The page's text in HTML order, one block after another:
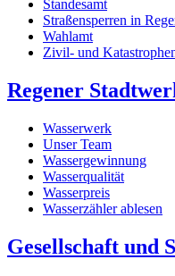
Standesamt
Straßensperren in
Wahlamt
Zivil- und
Regener
Wasserwerk
Unser Team
Wassergewinnung
Wasserqualität
Wasserpreis
Wasserzähler ablesen
Gesellschaft und